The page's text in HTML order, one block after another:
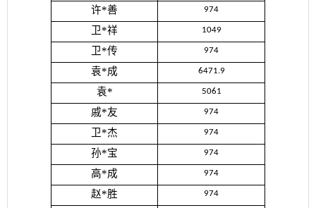
许*善 974
卫*祥 1049
卫*传 974
袁*成 6471.9
袁* 5061
戚*友 974
卫*杰 974
孙*宝 974
高*成 974
赵*胜 974